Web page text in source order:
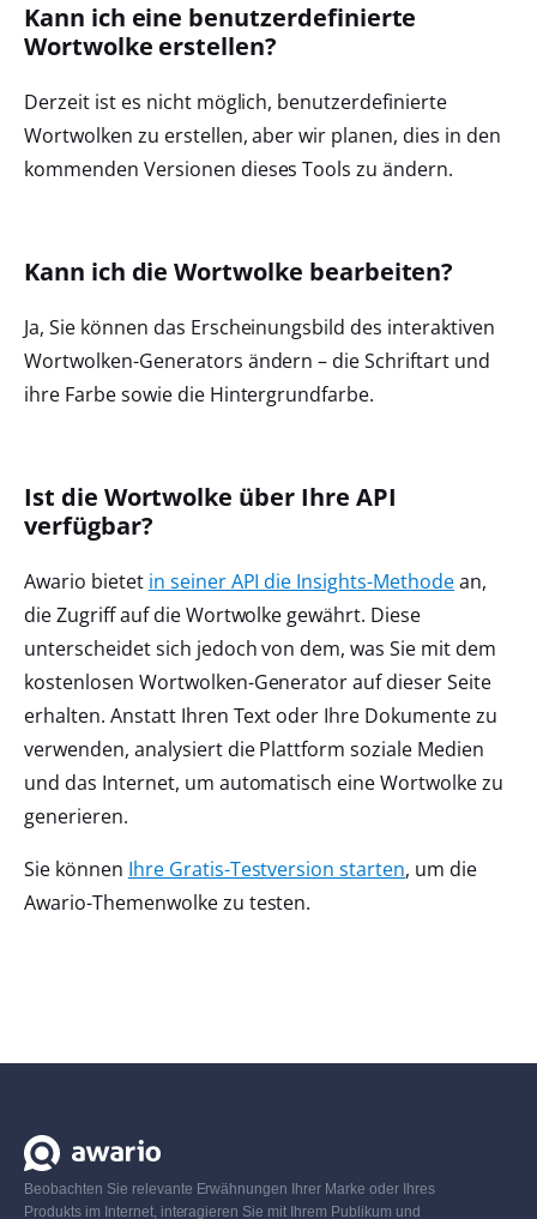
Kann ich eine benutzerdefinierte
Wortwolke erstellen?
Derzeit ist es nicht möglich, benutzerdefinierte
Wortwolken zu erstellen, aber wir planen, dies in den
kommenden Versionen dieses Tools zu ändern.
Kann ich die Wortwolke bearbeiten?
Ja, Sie können das Erscheinungsbild des interaktiven
Wortwolken-Generators ändern – die Schriftart und
ihre Farbe sowie die Hintergrundfarbe.
Ist die Wortwolke über Ihre API
verfügbar?
Awario bietet in seiner API die Insights-Methodean,
die Zugriff auf die Wortwolke gewährt. Diese
unterscheidet sich jedoch von dem, was Sie mit dem
kostenlosen Wortwolken-Generator auf dieser Seite
erhalten. Anstatt Ihren Text oder Ihre Dokumente zu
verwenden, analysiert die Plattform soziale Medien
und das Internet, um automatisch eine Wortwolke zu
generieren.
Sie können Ihre Gratis-Testversion starten, um die
Awario-Themenwolke zu testen.
Beobachten Sie relevante Erwähnungen Ihrer Marke oder Ihres
Produkts im Internet, interagieren Sie mit Ihrem Publikum und